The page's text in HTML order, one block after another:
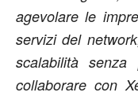
agevolare le
servizi del
scalabilità
collaborare con